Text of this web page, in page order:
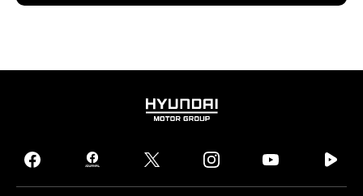
HYUNDAI
GROUP
facebook
hmg
journal
twitter instagram
tv